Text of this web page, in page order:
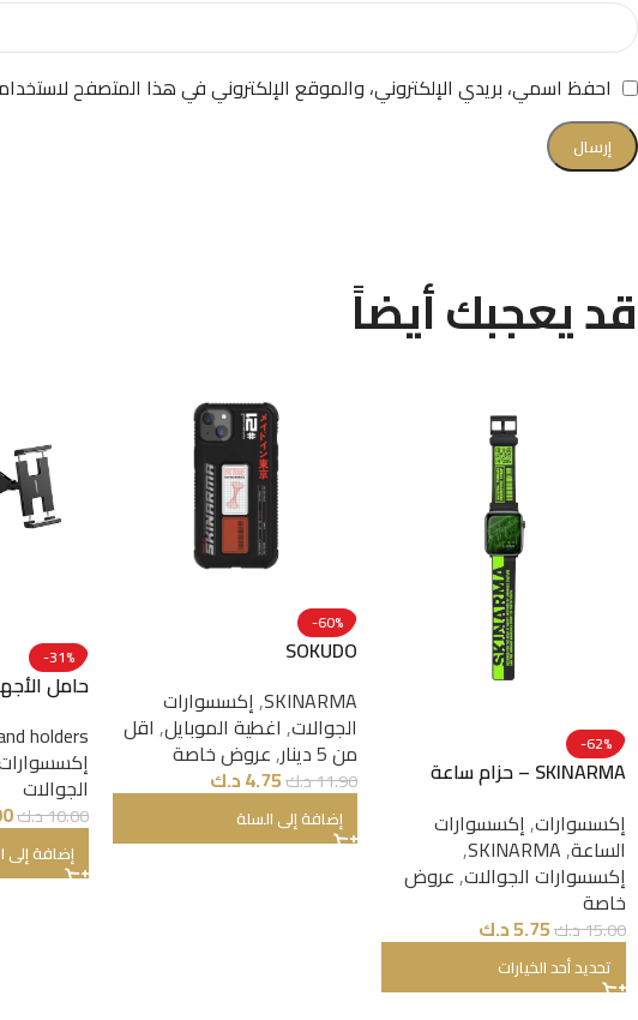
احفظ اسمي، بريدي الإلكتروني، والموقع الإلكتروني في هذا المتصفح
قد يعجبك أيضاً
-62%
SKINARMA – حزام ساعة
Apple Watch – 46/45/44/42
مم – TEKUBI
إكسسوارات,إكسسوارات
الساعة,
SKINARMA
,
إكسسوارات الجوالات,عروض
خاصة
15.00د.ك5.75د.ك
تحديد أحد الخيارات
-60%
SOKUDO
SKINARMA
,إكسسوارات
الجوالات, اغطية الموبايل, اقل
من 5 دينار ,عروض خاصة
11.90د.ك4.75د.ك
إضافة إلى السلة
-31%
holders
إكسسوارات
الجوالات
10.00د.ك
إضافة إلى